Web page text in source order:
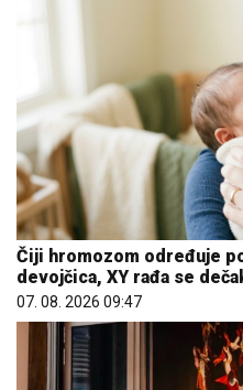
Čiji hromozom određuje
devojčica, XY rađa se
07. 08. 2026 09:47